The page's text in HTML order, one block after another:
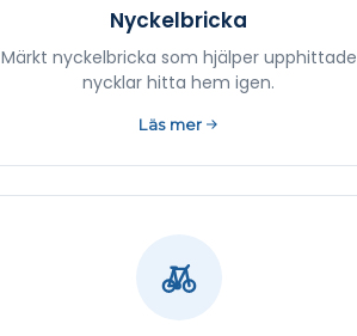
Nyckelbricka
Märkt nyckelbricka som hjälper upphittade
nycklar hitta hem igen.
Läs mer